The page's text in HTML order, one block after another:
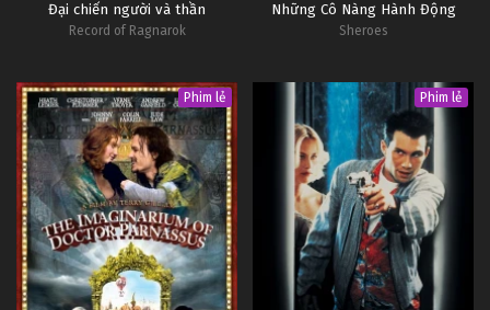
Đại chiến người và thần
Record of Ragnarok
Những Cô Nàng Hành Động
Sheroes
Phim lẻ Phim lẻ